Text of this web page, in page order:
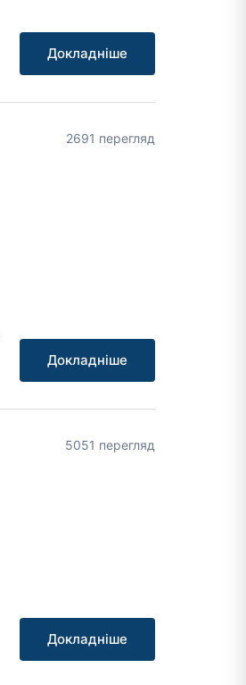
Докладніше
2691 перегляд
Докладніше
5051 перегляд
Докладніше